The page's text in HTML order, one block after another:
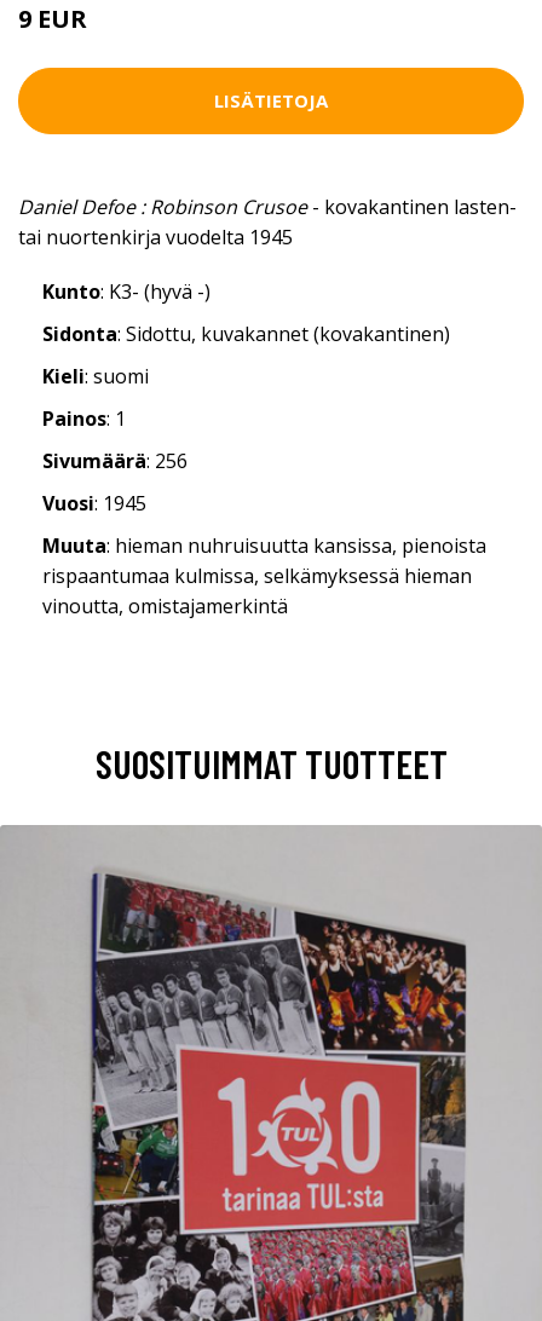
9 EUR
LISÄTIETOJA
Daniel Defoe : Robinson Crusoe- kovakantinen lasten-
tai nuortenkirja vuodelta 1945
Kunto: K3- (hyvä -)
Sidonta: Sidottu, kuvakannet (kovakantinen)
Kieli: suomi
Painos: 1
Sivumäärä: 256
Vuosi: 1945
Muuta: hieman nuhruisuutta kansissa, pienoista
rispaantumaa kulmissa, selkämyksessä hieman
vinoutta, omistajamerkintä
SUOSITUIMMAT TUOTTEET